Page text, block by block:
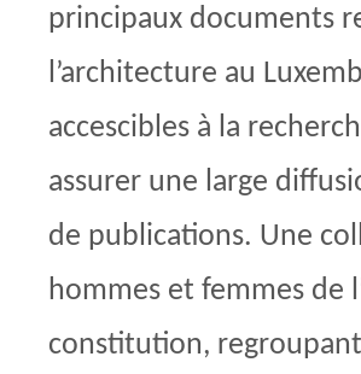
principaux documents
l’architecture au
accescibles à la
assurer une large
de publications. Une
hommes et femmes de
constitution, regroupant